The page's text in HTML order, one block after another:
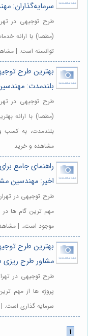
سرمایه‌گذاران:
طرح توجیهی در
(مطصا) با ارائه
توانسته است. |
بهترین طرح
بلندمدت:
طرح توجیهی در
(مطصا) با ارائه
بلندمدت، به کسب
مشاهده و خرید
راهنمای جامع
اخیر: مهندسین
طرح توجیهی در
مهم ترین گام ها در
موجود است،. |
بهترین طرح
مشاور طرح
طرح توجیهی در
پروژه ها از مهم
سرمایه گذاری است.